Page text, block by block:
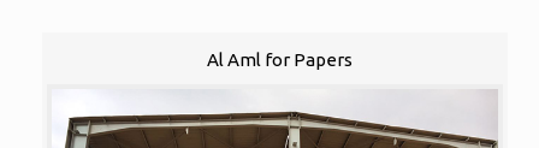
Al Aml for Papers